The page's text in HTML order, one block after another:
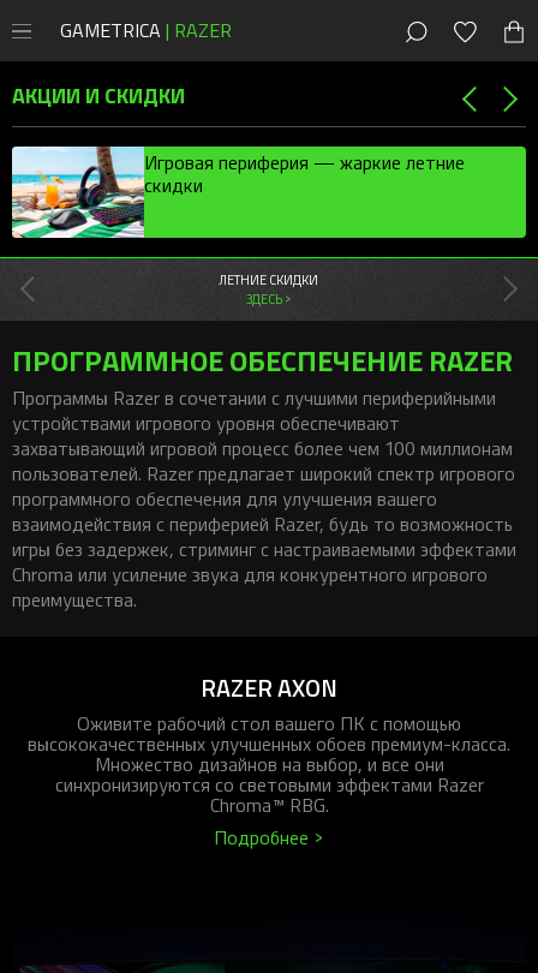
GAMETRICA | RAZER
, Россия
СКИДКИ
Магазин
Акции
Мыши
Клавиатуры
Наушники
Коврики
Геймпады
Стриминг
Рюкзаки
Аксессуары
ПК
DeathAdder
Naga
Basilisk
Orochi V2
Pro Click
Аксессуары для мышей
Клавиатуры Razer
Huntsman
Blackwidow
Ornata
Joro
Pro Type
Tartarus
Аксессуары для клавиатур
Наушники Razer
Kraken
Blackshark
Barracuda
Kraken Kitty
Hammerhead
Аксессуары для аудио
Колонки Razer
Leviathan
Nommo
Clio
Wireless Control Pod
Стриминг Razer
Moray
Seiren
Kraken Kitty
Kiyo
Ripsaw
Все устройства
Коврики Razer
Atlas
Goliathus
Firefly
Sphex
Gigantus
Pro Glide
Офисный Razer
Pro Click V2
Pro Click V2 Vertical
Pro Glide XXL
Аксессуары
Коллаборации
Synapse 3
Chroma™ RGB
THX Spatial
Razer Axon
Консоли
PlayStation
Xbox
Мобильные
Контроллеры
Аксессуары
Android-приложения
iOS-приложения
Новости
Новые игры
Игровая периферия
Сетапы и гайды
Киберспорт
Игровые ивенты
Бонусы
АКЦИИ И СКИДКИ
Игровая периферия — жаркие летние
скидки
ЛЕТНИЕ СКИДКИ
ЗДЕСЬ >
ПРОГРАММНОЕ ОБЕСПЕЧЕНИЕ RAZER
Программы Razer в сочетании с лучшими периферийными
устройствами игрового уровня обеспечивают
захватывающий игровой процесс более чем 100 миллионам
пользователей. Razer предлагает широкий спектр игрового
программного обеспечения для улучшения вашего
взаимодействия с периферией Razer, будь то возможность
игры без задержек, стриминг с настраиваемыми эффектами
Chroma или усиление звука для конкурентного игрового
преимущества.
RAZER AXON
Оживите рабочий стол вашего ПК с помощью
высококачественных улучшенных обоев премиум-класса.
Множество дизайнов на выбор, и все они
синхронизируются со световыми эффектами Razer
Chroma™ RBG.
Подробнее >